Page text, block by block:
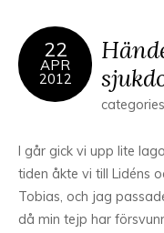
22
APR
2012
I går gick vi upp lite
tiden åkte vi till Lidéns
Tobias, och jag
då min tejp har